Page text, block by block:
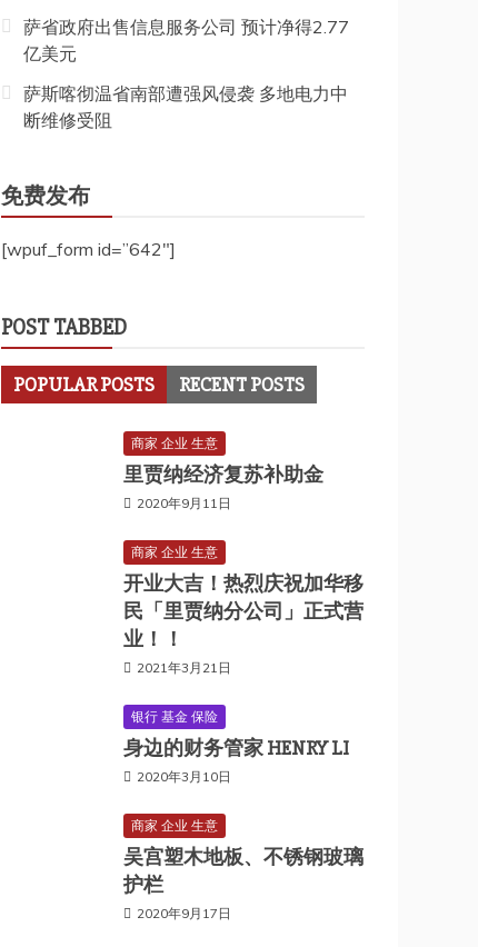
萨省政府出售信息服务公司 预计净得2.77
亿美元
萨斯喀彻温省南部遭强风侵袭 多地电力中
断维修受阻
免费发布
[wpuf_form id=”642″]
POST TABBED
POPULAR POSTS RECENT POSTS
商家 企业 生意
里贾纳经济复苏补助金
2020年9月11日
商家 企业 生意
开业大吉！热烈庆祝加华移
民「里贾纳分公司」正式营
业！！
2021年3月21日
银行 基金 保险
身边的财务管家 HENRY LI
2020年3月10日
商家 企业 生意
吴宫塑木地板、不锈钢玻璃
护栏
2020年9月17日